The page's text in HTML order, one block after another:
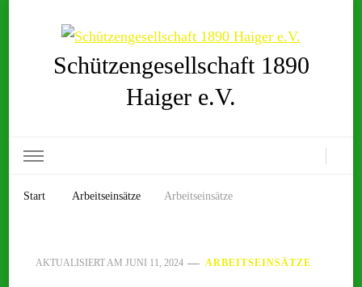
Schützengesellschaft 1890
Haiger e.V.
Start Arbeitseinsätze Arbeitseinsätze
AKTUALISIERT AM JUNI 11, 2024 ARBEITSEINSÄTZE